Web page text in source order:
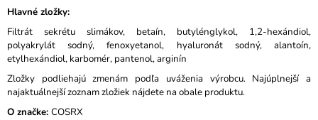
Hlavné zložky:
Filtrát sekrétu slimákov, betaín, butylénglykol, 1,2-hexándiol,
polyakrylát sodný, fenoxyetanol, hyaluronát sodný, alantoín,
etylhexándiol, karbomér, pantenol, arginín
Zložky podliehajú zmenám podľa uváženia výrobcu. Najúplnejší a
najaktuálnejší zoznam zložiek nájdete na obale produktu.
O značke: COSRX